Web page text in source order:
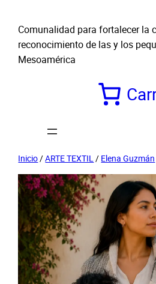
Comunalidad para fortalecer la
reconocimiento de las y los
Mesoamérica
Inicio/ARTE TEXTIL/ Elena Guzmán